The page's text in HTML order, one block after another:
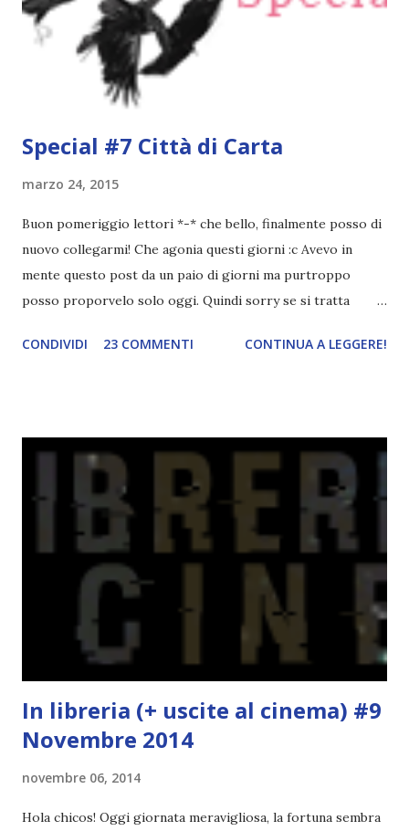
animate in questo libro parlano di guerra, sofferenza e
solitudine, ma anche di speranza, coraggio e nobiltà. La
quinta onda di Rick...
Special #7 Città di Carta
marzo 24, 2015
Buon pomeriggio lettori *-* che bello, finalmente posso di
nuovo collegarmi! Che agonia questi giorni :c Avevo in
mente questo post da un paio di giorni ma purtroppo
posso proporvelo solo oggi. Quindi sorry se si tratta
v.v Non ho mai scritto una recensione di Città di carta un
per primo, mi è piaciuto molto di più. Non scoprirò mai se
prima di Cercando Alaska. #misteridellavita Comunque
sono felice che faranno un film di entrambi i libri e avrei
preferito non aspettare così tanto per Cercando Alaska
sigh . Qualche giorno fa sono stati rilasciati poster e
trailer di Città di carta . Il poster è carino togliendo il
CONDIVIDI 23 COMMENTI CONTINUA A LEGGERE!
In libreria (+ uscite al cinema) #9
Novembre 2014
novembre 06, 2014
Hola chicos! Oggi giornata meravigliosa, la fortuna sembra